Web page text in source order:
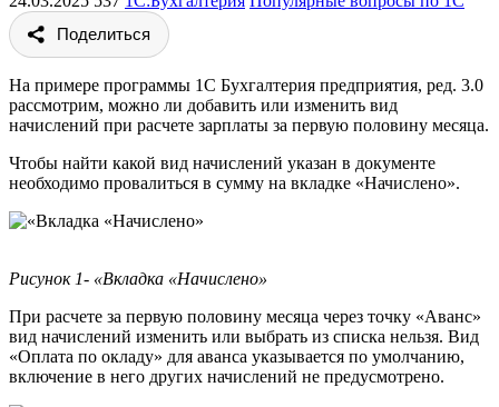
Поделиться
На примере программы 1С Бухгалтерия предприятия, ред. 3.0
рассмотрим, можно ли добавить или изменить вид
начислений при расчете зарплаты за первую половину месяца.
Чтобы найти какой вид начислений указан в документе
необходимо провалиться в сумму на вкладке «Начислено».
Рисунок 1- «Вкладка «Начислено»
При расчете за первую половину месяца через точку «Аванс»
вид начислений изменить или выбрать из списка нельзя. Вид
«Оплата по окладу» для аванса указывается по умолчанию,
включение в него других начислений не предусмотрено.